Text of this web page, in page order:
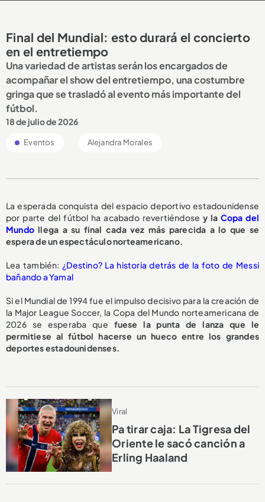
Final del Mundial: esto durará el concierto
en el entretiempo
Una variedad de artistas serán los encargados de
acompañar el show del entretiempo, una costumbre
gringa que se trasladó al evento más importante del
fútbol.
18 de julio de 2026
Eventos Alejandra Morales
La esperada conquista del espacio deportivo estadounidense
por parte del fútbol ha acabado revertiéndose y la Copa del
Mundo llega a su final cada vez más parecida a lo que se
espera de un espectáculo norteamericano.
Lea también: ¿Destino? La historia detrás de la foto de Messi
bañando a Yamal
Si el Mundial de 1994 fue el impulso decisivo para la creación de
la Major League Soccer, la Copa del Mundo norteamericana de
2026 se esperaba que fuese la punta de lanza que le
permitiese al fútbol hacerse un hueco entre los grandes
deportes estadounidenses.
Viral
Pa tirar caja: La Tigresa del
Oriente le sacó canción a
Erling Haaland